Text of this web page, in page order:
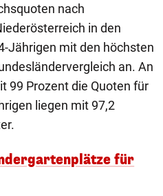
nach
in den
Jährigen mit den höchsten
an. An
99 Prozent die Quoten für
liegen mit 97,2
für